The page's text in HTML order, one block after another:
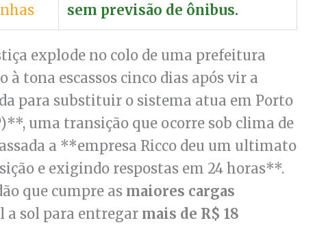
sem previsão de ônibus.
explode no colo de uma prefeitura
tona escassos cinco dias após vir a
para substituir o sistema atua em Porto
uma transição que ocorre sob clima de
a **empresa Ricco deu um ultimato
e exigindo respostas em 24 horas**.
que cumpre as maiores cargas
a sol para entregar mais de R$ 18